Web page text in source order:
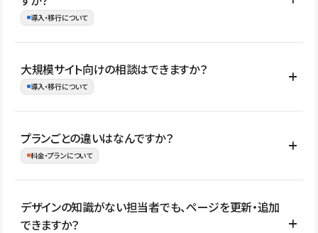
ォリオなど幅広く制作できます。
導入・移行について
はい。既存サイトの構成やコンテンツ、URLを整理したうえで、
Studio上に再構築する形で移行できます。 WordPressの場合は、
イト全体のデザインや設定がそのまま移行されるわけではないた
め、移行後にページ構成やデザイン、CMS設計、URL・リダイレク
大規模サイト向けの相談はできますか？
導入・移行について
はい。アクセス規模が大きいサイトや、複数部門での運用、権限管
理、セキュリティ確認、既存システムとの連携など、個別の要件が
ない段階でも、お問い合わせください。
お問合せはこちら
プランごとの違いはなんですか？
料金・プランについて
公開ページ数、バージョン履歴の期間、CMS利用数の上限、権限
管理の有無などがプランごとに異なります。詳しくは料金プランペ
デザインの知識がない担当者でも、ページを更新・追加
できますか？